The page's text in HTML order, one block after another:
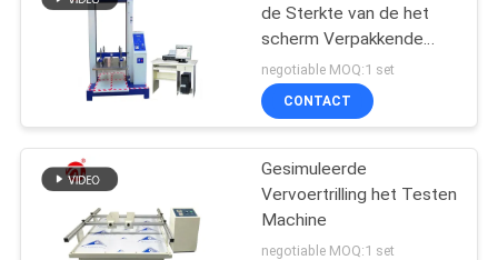
de Sterkte van de het
scherm Verpakkende
Compressie het Testen
Machine
negotiable MOQ:1 set
CONTACT
Gesimuleerde
Vervoertrilling het Testen
Machine
negotiable MOQ:1 set